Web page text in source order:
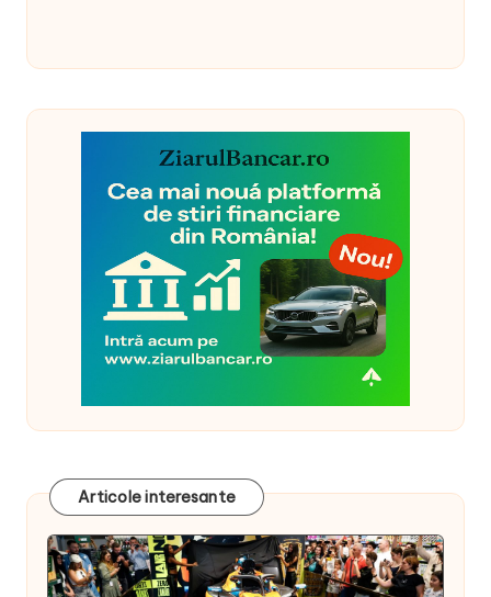
Articole interesante